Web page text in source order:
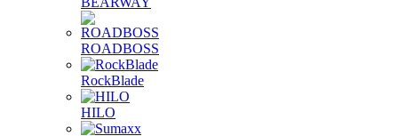
ROADBOSS
RockBlade
HILO